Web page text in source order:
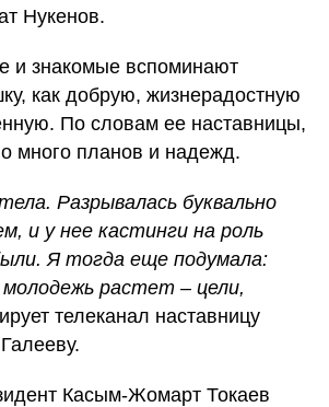
Нукенов.
и знакомые вспоминают
как добрую, жизнерадостную
По словам ее наставницы,
много планов и надежд.
Разрывалась буквально
и у нее кастинги на роль
Я тогда еще подумала:
молодежь растет – цели,
телеканал наставницу
Касым-Жомарт Токаев